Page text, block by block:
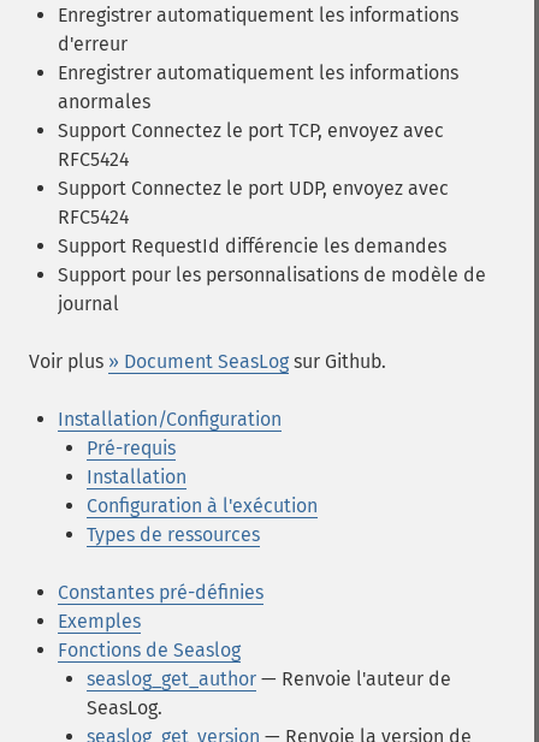
Enregistrer automatiquement les informations
d'erreur
Enregistrer automatiquement les informations
anormales
Support Connectez le port TCP, envoyez avec
RFC5424
Support Connectez le port UDP, envoyez avec
RFC5424
Support RequestId différencie les demandes
Support pour les personnalisations de modèle de
journal
Voir plus » Document SeasLog sur Github.
Installation/Configuration
Pré-requis
Installation
Configuration à l'exécution
Types de ressources
Constantes pré-définies
Exemples
Fonctions de Seaslog
seaslog_get_author — Renvoie l'auteur de
SeasLog.
seaslog_get_version — Renvoie la version de